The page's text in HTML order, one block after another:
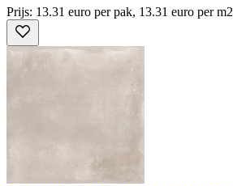
Prijs: 13.31 euro per pak, 13.31 euro per m2